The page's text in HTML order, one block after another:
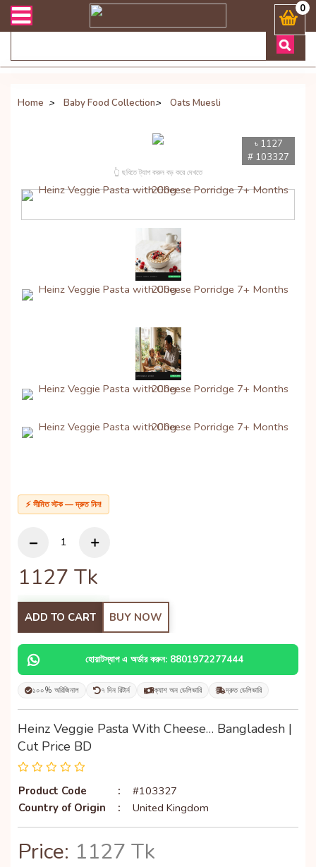
সংক্রান্ত যেকোনো জিজ্ঞাসায় কল করুনঃ ( Whatsapp ) 0
Home > Baby Food Collection> Oats Muesli
৳ 1127
# 103327
👆 ছবিতে ট্যাপ করুন বড় করে দেখতে
⚡ সীমিত স্টক — দ্রুত নিন!
1127 Tk
ADD TO CART BUY NOW
হোয়াটস্যাপ এ অর্ডার করুন: 8801972277444
১০০% অরিজিনাল ৭ দিন রিটার্ন ক্যাশ অন ডেলিভারি দ্রুত ডেলিভারি
Heinz Veggie Pasta With Cheese… Bangladesh |
Cut Price BD
Product Code :
#103327
Country of Origin
: United Kingdom
Price: 1127 Tk